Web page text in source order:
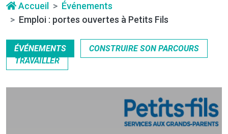
Accueil
Événements
Emploi : portes ouvertes à Petits Fils
ÉVÉNEMENTS
CONSTRUIRE SON PARCOURS
TRAVAILLER